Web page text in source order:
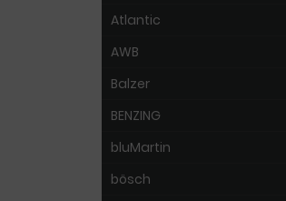
Atlantic
AWB
Balzer
BENZING
bluMartin
bösch